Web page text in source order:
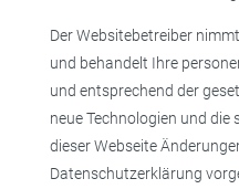
Der Websitebetreiber
und behandelt Ihre
und entsprechend der
neue Technologien und
dieser Webseite
Datenschutzerklärung